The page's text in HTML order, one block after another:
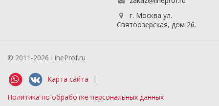
г. Москва ул.
Святоозерская, дом 26.
© 2011-2026 LineProf.ru
Карта сайта
|
Политика по обработке персональных данных